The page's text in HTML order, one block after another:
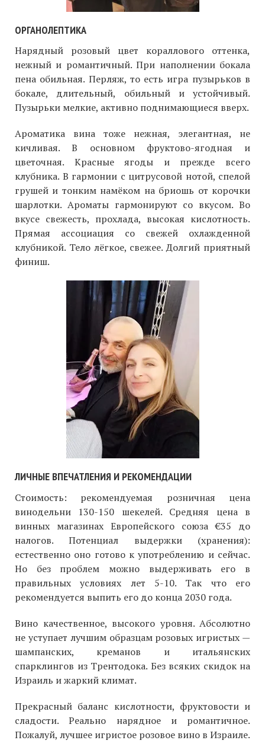
ОРГАНОЛЕПТИКА
Нарядный розовый цвет кораллового оттенка,
нежный и романтичный. При наполнении бокала
пена обильная. Перляж, то есть игра пузырьков в
бокале, длительный, обильный и устойчивый.
Пузырьки мелкие, активно поднимающиеся вверх.
Ароматика вина тоже нежная, элегантная, не
кичливая. В основном фруктово-ягодная и
цветочная. Красные ягоды и прежде всего
клубника. В гармонии с цитрусовой нотой, спелой
грушей и тонким намёком на бриошь от корочки
шарлотки. Ароматы гармонируют со вкусом. Во
вкусе свежесть, прохлада, высокая кислотность.
Прямая ассоциация со свежей охлажденной
клубникой. Тело лёгкое, свежее. Долгий приятный
финиш.
ЛИЧНЫЕ ВПЕЧАТЛЕНИЯ И РЕКОМЕНДАЦИИ
Стоимость: рекомендуемая розничная цена
винодельни 130-150 шекелей. Средняя цена в
винных магазинах Европейского союза €35 до
налогов. Потенциал выдержки (хранения):
естественно оно готово к употреблению и сейчас.
Но без проблем можно выдерживать его в
правильных условиях лет 5-10. Так что его
рекомендуется выпить его до конца 2030 года.
Вино качественное, высокого уровня. Абсолютно
не уступает лучшим образцам розовых игристых —
шампанских, креманов и итальянских
спарклингов из Трентодока. Без всяких скидок на
Израиль и жаркий климат.
Прекрасный баланс кислотности, фруктовости и
сладости. Реально нарядное и романтичное.
Пожалуй, лучшее игристое розовое вино в Израиле.